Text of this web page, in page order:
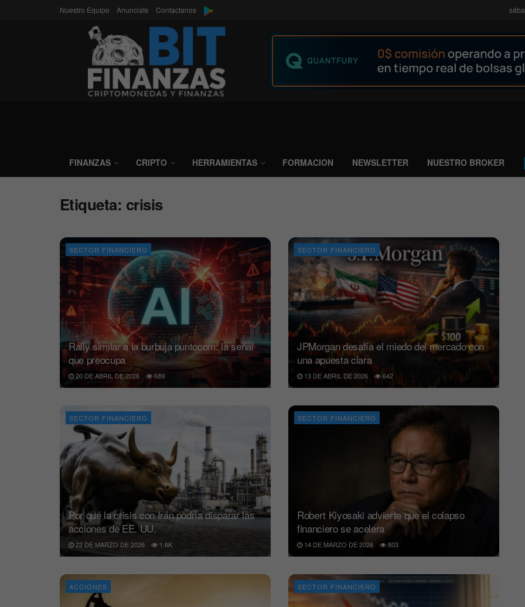
Nuestro Equipo Anunciate Contactanos
FINANZAS CRIPTO HERRAMIENTAS FORMACION NEWSLETTER NUESTRO BROKER
Etiqueta: crisis
SECTOR FINANCIERO
Rally similar a la burbuja puntocom: la señal
que preocupa
20 DE ABRIL DE 2026 689
SECTOR FINANCIERO
JPMorgan desafía el miedo del mercado con
una apuesta clara
13 DE ABRIL DE 2026 642
SECTOR FINANCIERO
Por qué la crisis con Irán podría disparar las
acciones de EE. UU.
22 DE MARZO DE 2026 1.6K
SECTOR FINANCIERO
Robert Kiyosaki advierte que el colapso
financiero se acelera
14 DE MARZO DE 2026 803
ACCIONES SECTOR FINANCIERO